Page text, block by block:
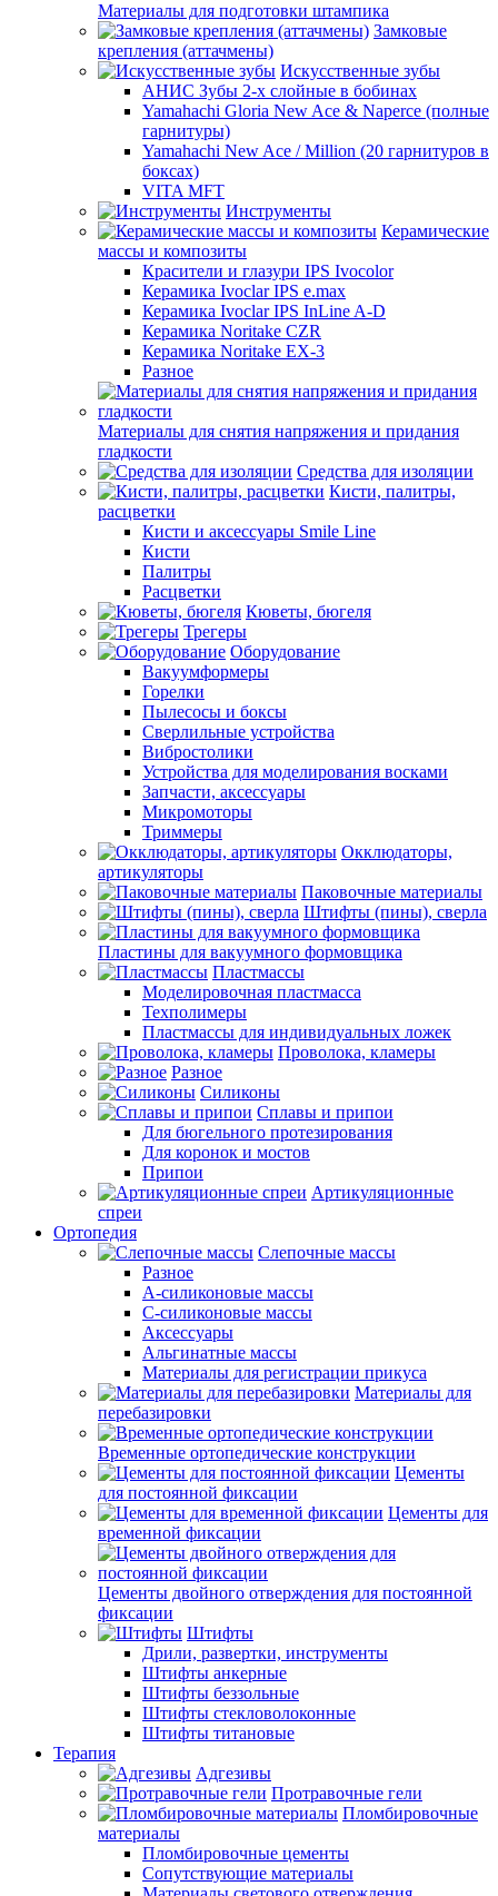
Материалы для подготовки штампика
Замковые
крепления (аттачмены)
Искусственные зубы
АНИС Зубы 2-х слойные в бобинах
Yamahachi Gloria New Ace & Naperce (полные
гарнитуры)
Yamahachi New Ace / Million (20 гарнитуров в
боксах)
VITA MFT
Инструменты
Керамические
массы и композиты
Красители и глазури IPS Ivocolor
Керамика Ivoclar IPS e.max
Керамика Ivoclar IPS InLine A-D
Керамика Noritake CZR
Керамика Noritake EX-3
Разное
Материалы для снятия напряжения и придания
гладкости
Средства для изоляции
Кисти, палитры,
расцветки
Кисти и аксессуары Smile Line
Кисти
Палитры
Расцветки
Кюветы, бюгеля
Трегеры
Оборудование
Вакуумформеры
Горелки
Пылесосы и боксы
Сверлильные устройства
Вибростолики
Устройства для моделирования восками
Запчасти, аксессуары
Микромоторы
Триммеры
Окклюдаторы,
артикуляторы
Паковочные материалы
Штифты (пины), сверла
Пластины для вакуумного формовщика
Пластмассы
Моделировочная пластмасса
Техполимеры
Пластмассы для индивидуальных ложек
Проволока, кламеры
Разное
Силиконы
Сплавы и припои
Для бюгельного протезирования
Для коронок и мостов
Припои
Артикуляционные
спреи
Ортопедия
Слепочные массы
Разное
А-силиконовые массы
С-силиконовые массы
Аксессуары
Альгинатные массы
Материалы для регистрации прикуса
Материалы для
перебазировки
Временные ортопедические конструкции
Цементы
для постоянной фиксации
Цементы для
временной фиксации
Цементы двойного отверждения для постоянной
фиксации
Штифты
Дрили, развертки, инструменты
Штифты анкерные
Штифты беззольные
Штифты стекловолоконные
Штифты титановые
Терапия
Адгезивы
Протравочные гели
Пломбировочные
материалы
Пломбировочные цементы
Сопутствующие материалы